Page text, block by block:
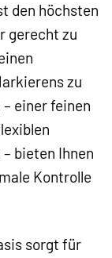
den höchsten
gerecht zu
zu
einer feinen
bieten Ihnen
Kontrolle
sorgt für